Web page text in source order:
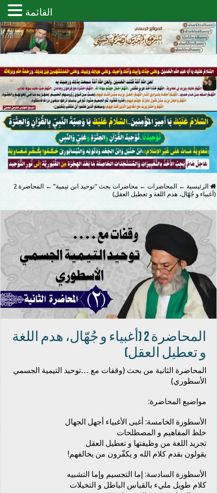
الرئيسية ← المحاضرات ← محاضرات بحث “توحيد ابن تيمية” ←
المحاضرة 2
(أغبياء و جُهّال، هدم اللغة و تعطيل العقل)
المحاضرة 2 (أغبياء و جُهّال، هدم اللغة
و تعطيل العقل)
المحاضرة الثانية من بحث (وقفات مع …توحيد التيمية الجسمي
الأسطوري)
مواضيع المحاضرة:
الأسطورة الخامسة: أغبى الأغبياء أجهل الجهال
خلط المفاهيم و المصطلحات
تجريد اللغة من وظيفتها و تعطيل العقل
يقولون بقدم كلام الله و يكفّرون من يخالفهم!
الأسطورة السادسة: إما التجسيم وإما التشبيه
كلام طويل مليء بالقياس الباطل و التخيلات
القائمة